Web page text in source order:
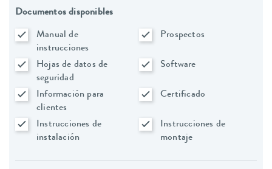
Documentos disponibles
Manual de
instrucciones
Prospectos
Hojas de datos de
seguridad
Software
Información para
clientes
Certificado
Instrucciones de
instalación
Instrucciones de
montaje